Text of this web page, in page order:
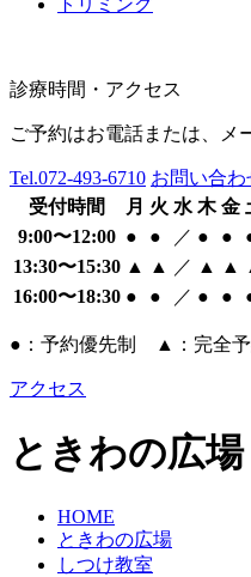
トリミング
診療時間・アクセス
ご予約はお電話または、メ
Tel.072-493-6710 お問い合わ
受付時間
月 火 水 木 金
9:00〜12:00 ● ● ／ ● ●
13:30〜15:30 ▲ ▲ ／ ▲ ▲
16:00〜18:30 ● ● ／ ● ●
●：予約優先制 ▲：完全予
アクセス
ときわの広場
HOME
ときわの広場
しつけ教室